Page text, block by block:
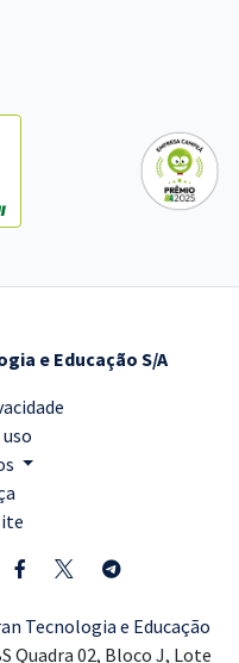
e Educação S/A
Tecnologia e Educação
Quadra 02, Bloco J, Lote